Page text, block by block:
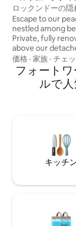
ロックンドーの隠
Escape to our
nestled among
Private, fully
above our
spacious
relaxing retreat
space to enjoy. Perfect for families,
couples, or
Globe Life Field
価格 · 家族 · チェ
フォート
ルで
キッチ